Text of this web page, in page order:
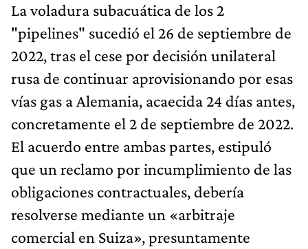
La voladura subacuática de los 2
"pipelines" sucedió el 26 de septiembre de
2022, tras el cese por decisión unilateral
rusa de continuar aprovisionando por esas
vías gas a Alemania, acaecida 24 días antes,
concretamente el 2 de septiembre de 2022.
El acuerdo entre ambas partes, estipuló
que un reclamo por incumplimiento de las
obligaciones contractuales, debería
resolverse mediante un «arbitraje
comercial en Suiza», presuntamente